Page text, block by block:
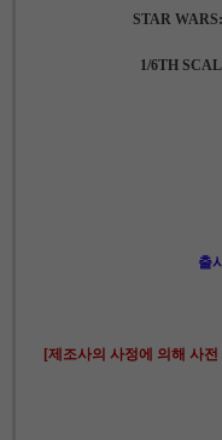
STAR
1/6TH
출
[제조사의 사정에 의해 사